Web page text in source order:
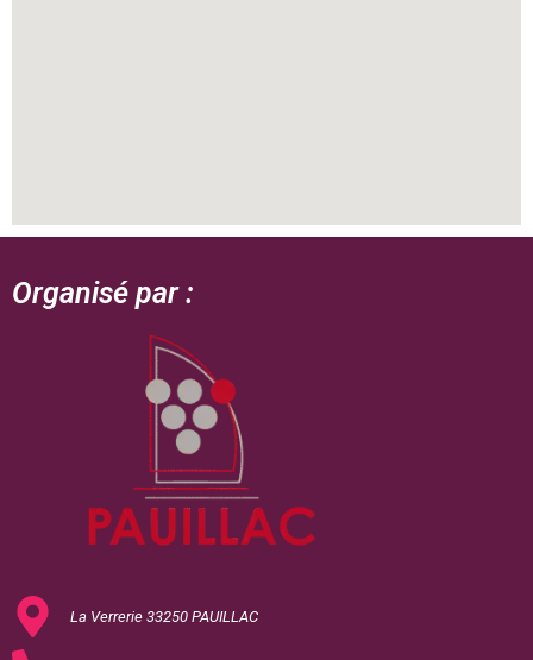
Organisé par :
La Verrerie 33250 PAUILLAC